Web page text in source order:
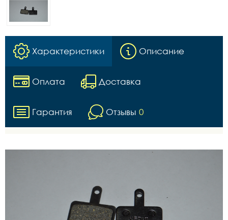
Характеристики Описание
Оплата Доставка
Гарантия Отзывы 0